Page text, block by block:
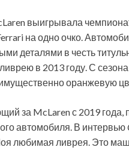
выигрывала
на одно очко.
деталями в честь
в 2013 году. С
оранжевую
за McLaren с 2019 года,
автомобиля. В интервью
любимая ливрея. Это